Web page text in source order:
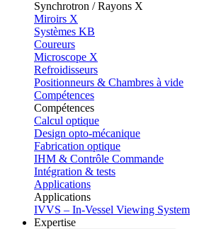
Synchrotron / Rayons X
Miroirs X
Systèmes KB
Coureurs
Microscope X
Refroidisseurs
Positionneurs & Chambres à vide
Compétences
Compétences
Calcul optique
Design opto-mécanique
Fabrication optique
IHM & Contrôle Commande
Intégration & tests
Applications
Applications
IVVS – In-Vessel Viewing System
Expertise